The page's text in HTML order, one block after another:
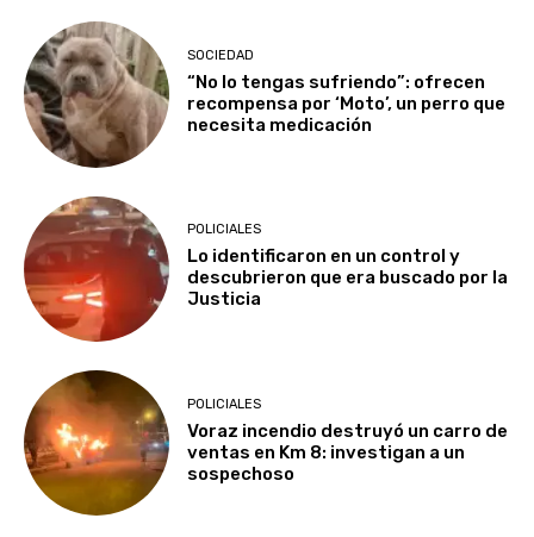
SOCIEDAD
“No lo tengas sufriendo”: ofrecen
recompensa por ‘Moto’, un perro que
necesita medicación
POLICIALES
Lo identificaron en un control y
descubrieron que era buscado por la
Justicia
POLICIALES
Voraz incendio destruyó un carro de
ventas en Km 8: investigan a un
sospechoso